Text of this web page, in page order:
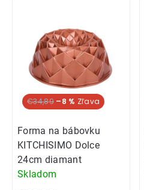
hviezdičiek.
€34,89 –8 %
Forma na bábovku
KITCHISIMO Dolce
24cm diamant
Skladom